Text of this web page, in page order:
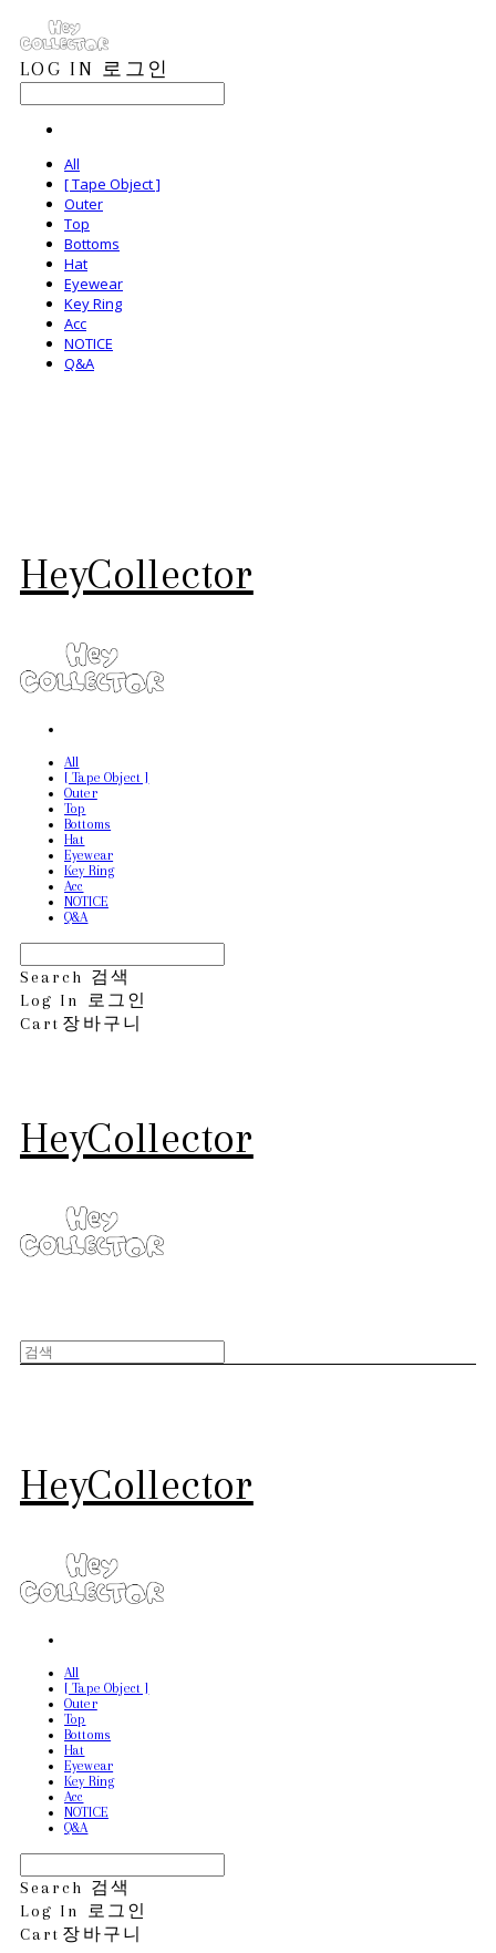
LOG IN 로그인
All
[ Tape Object ]
Outer
Top
Bottoms
Hat
Eyewear
Key Ring
Acc
NOTICE
Q&A
HeyCollector
All
[ Tape Object ]
Outer
Top
Bottoms
Hat
Eyewear
Key Ring
Acc
NOTICE
Q&A
Search 검색
Log In
로그인
Cart 장바구니
HeyCollector
HeyCollector
All
[ Tape Object ]
Outer
Top
Bottoms
Hat
Eyewear
Key Ring
Acc
NOTICE
Q&A
Search 검색
Log In
로그인
Cart 장바구니